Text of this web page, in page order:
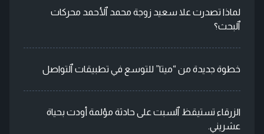
لماذا تصدرت علا سعيد زوجة محمد ٱلأحمد محركات
ٱلبحث؟
خطوة جديدة من “ميتا” للتوسع في تطبيقات ٱلتواصل
الزرقاء تستيقظ ٱلسبت على حادثة مؤلمة أودت بحياة
عشريني.